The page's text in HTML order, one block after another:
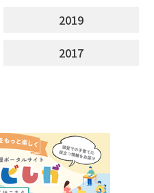
2019
2017